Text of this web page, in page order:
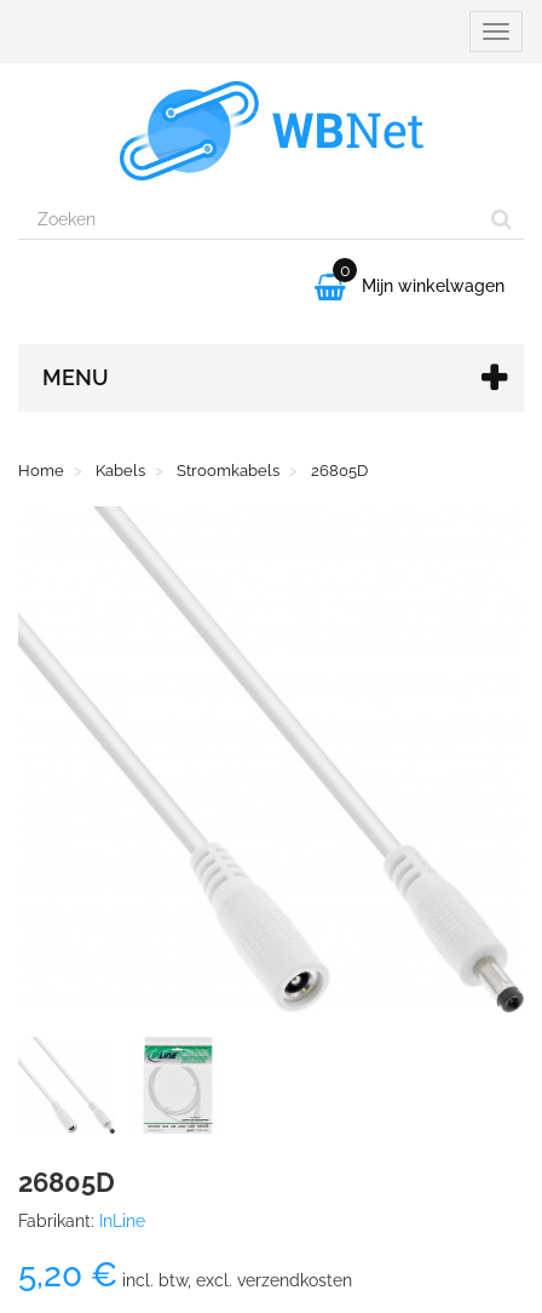

0
Mijn winkelwagen
MENU
Home Kabels Stroomkabels 26805D
26805D
Fabrikant: InLine
5,20 € incl. btw, excl. verzendkosten